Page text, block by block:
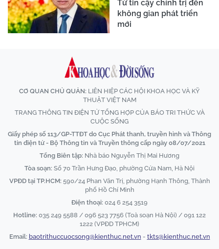
Từ tin cậy chính trị đến
không gian phát triển
mới
CƠ QUAN CHỦ QUẢN: LIÊN HIỆP CÁC HỘI KHOA HỌC VÀ KỸ
THUẬT VIỆT NAM
TRANG THÔNG TIN ĐIỆN TỬ TỔNG HỢP CỦA BÁO TRI THỨC VÀ
CUỘC SỐNG
Giấy phép số 113/GP-TTĐT do Cục Phát thanh, truyền hình và Thông
tin điện tử - Bộ Thông tin và Truyền thông cấp ngày 08/07/2021
Tổng Biên tập: Nhà báo Nguyễn Thị Mai Hương
Tòa soạn: Số 70 Trần Hưng Đạo, phường Cửa Nam, Hà Nội
VPĐD tại TP.HCM: 590/24 Phan Văn Trị, phường Hạnh Thông, Thành
phố Hồ Chí Minh
Điện thoại: 024 6 254 3519
Hotline: 035 249 5588 / 096 523 7756 (Toà soạn Hà Nội) / 091 122
1222 (VPĐD TPHCM)
Email: baotrithuccuocsong@kienthuc.net.vn - tkts@kienthuc.net.vn